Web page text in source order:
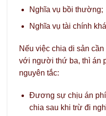
Nghĩa vụ bồi thường;
Nghĩa vụ tài chính
Nếu việc chia di sản
với người thứ ba, thì án
nguyên tắc:
Đương sự chịu án
chia sau khi trừ đi